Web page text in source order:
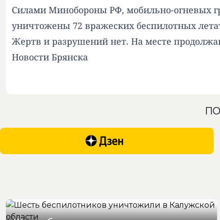
Силами Минобороны РФ, мобильно-огневых
уничтожены 72 вражеских беспилотных
Жертв и разрушений нет. На месте
Новости Брянска